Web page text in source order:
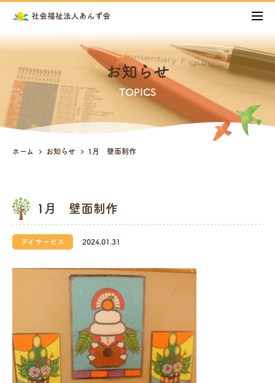
お知らせ
TOPICS
ホーム お知らせ 1月 壁面制作
1月 壁面制作
デイサービス 2024.01.31